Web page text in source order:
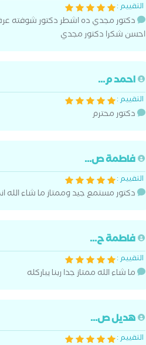
التقييم :
دكتور مجدي ده اشطر دكتور شوفته
احسن شكرا دكتور مجدي
احمد م...
التقييم :
دكتور محترم
فاطمة ص...
التقييم :
دكتور مستمع جيد وممتاز ما شاء الله
فاطمة ح...
التقييم :
ما شاء الله ممتاز جدا ربنا يباركله
هديل ص...
التقييم :